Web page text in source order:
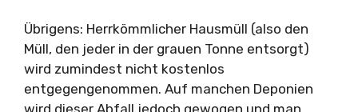
Übrigens: Herrkömmlicher Hausmüll (also den
Müll, den jeder in der grauen Tonne entsorgt)
wird zumindest nicht kostenlos
entgegengenommen. Auf manchen Deponien
wird dieser Abfall jedoch gewogen und man